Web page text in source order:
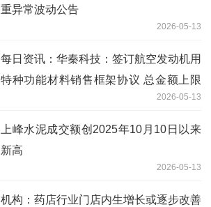
重异常波动公告
2026-05-13
每日资讯：华秦科技：签订航空发动机用
特种功能材料销售框架协议 总金额上限
2026-05-13
上峰水泥成交额创2025年10月10日以来
新高
2026-05-13
机构：药店行业门店内生增长或逐步改善